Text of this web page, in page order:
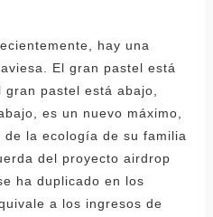
hay una
El gran pastel está
pastel está abajo,
es un nuevo máximo,
la ecología de su familia
del proyecto airdrop
ha duplicado en los
a los ingresos de